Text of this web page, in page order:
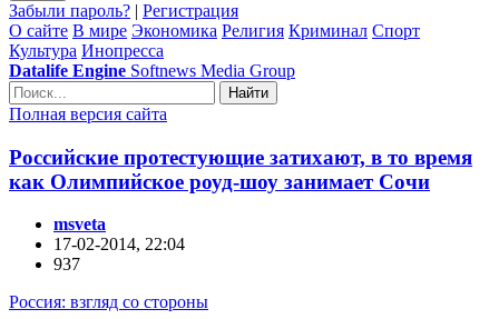
Забыли пароль? | Регистрация
О сайте В мире Экономика Религия Криминал Спорт
Культура Инопресса
Datalife Engine Softnews Media Group
Найти
Полная версия сайта
Российские протестующие затихают, в то время
как Олимпийское роуд-шоу занимает Сочи
msveta
17-02-2014, 22:04
937
Россия: взгляд со стороны